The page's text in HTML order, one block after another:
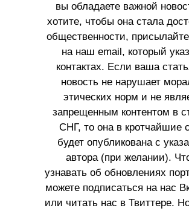
вы обладаете важной
хотите, чтобы она стала
общественности,
на наш email, который
контактах. Если ваша
новость не нарушает
этических норм и не
запрещенным контентом в
СНГ, то она в кротчайшие
будет опубликована с
автора (при желании).
узнавать об обновлениях
можете подписаться на нас
или читать нас в Твиттере.